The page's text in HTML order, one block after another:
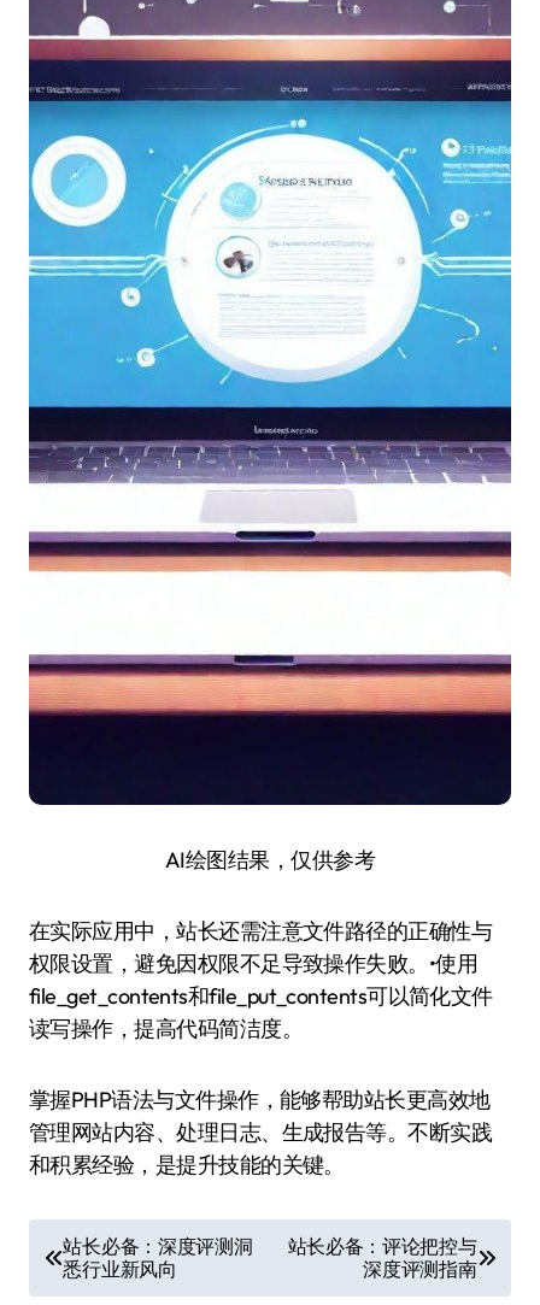
AI绘图结果，仅供参考
在实际应用中，站长还需注意文件路径的正确性与
权限设置，避免因权限不足导致操作失败。•使用
file_get_contents和file_put_contents可以简化文件
读写操作，提高代码简洁度。
掌握PHP语法与文件操作，能够帮助站长更高效地
管理网站内容、处理日志、生成报告等。不断实践
和积累经验，是提升技能的关键。
章
站长必备：深度评测洞
悉行业新风向
站长必备：评论把控与
深度评测指南